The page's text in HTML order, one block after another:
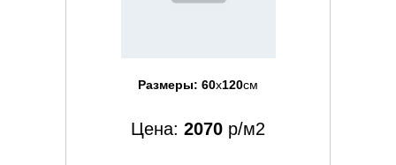
Размеры: 60x120см
Цена: 2070 р/м2